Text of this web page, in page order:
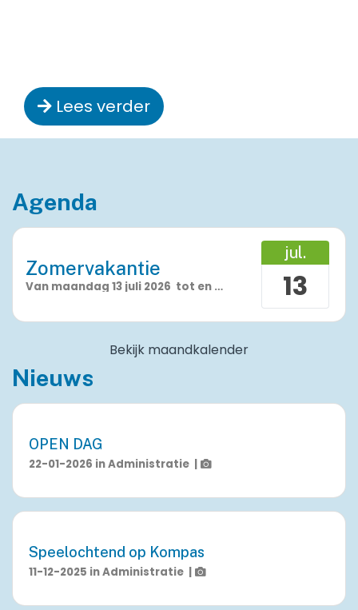
Lees verder
Agenda
Zomervakantie
Van maandag 13 juli 2026 tot en met vrijdag 21 augustus
jul.
13
Bekijk maandkalender
Nieuws
OPEN DAG
22-01-2026 inAdministratie |
Speelochtend op Kompas
11-12-2025 inAdministratie |